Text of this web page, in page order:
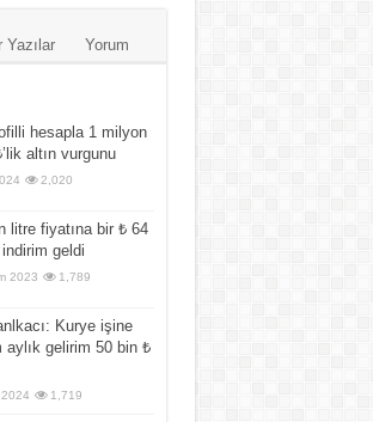
Yazılar Yorum
hesapla 1 milyon
altın vurgunu
2,020
litre fiyatına bir ₺ 64
geldi
2023 1,789
Kurye işine
aylık gelirim 50 bin ₺
1,719